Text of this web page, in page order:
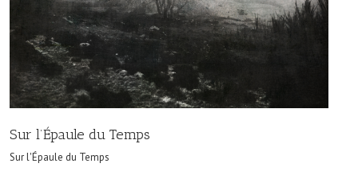
Sur l’Épaule du Temps
Sur l'Épaule du Temps